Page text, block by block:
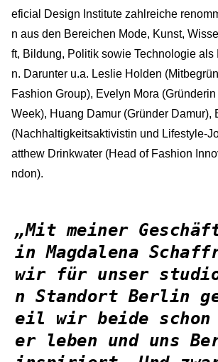
eficial Design Institute zahlreiche
n aus den Bereichen Mode, Kunst,
ft, Bildung, Politik sowie Technologie als
n. Darunter u.a. Leslie Holden
Fashion Group), Evelyn Mora
Week), Huang Damur (Gründer Damur),
(Nachhaltigkeitsaktivistin und Lifestyle-
atthew Drinkwater (Head of Fashion
ndon).
„Mit meiner
in Magdalena
wir für unser studio
n Standort Berlin
eil wir beide schon
er leben und uns